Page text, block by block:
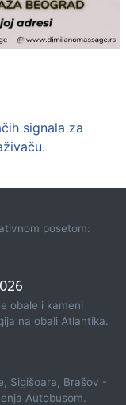
signala za
posetom:
obale i kameni
na obali Atlantika.
Sigišoara, Brašov -
Autobusom.